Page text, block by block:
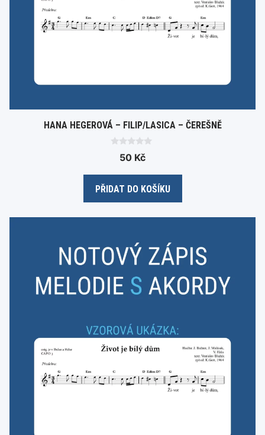
HANA HEGEROVÁ – FILIP/LASICA – ČEREŠNĚ
t
f
50 Kč
PŘIDAT DO KOŠÍKU